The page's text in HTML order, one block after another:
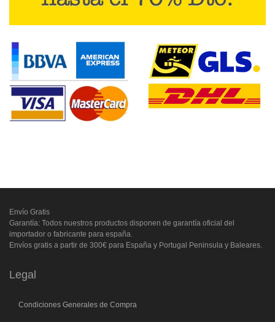
Envío Gratis
Garantía: Todos nuestros productos disponen de garantía oficial del
importador o fabricante para españa.
Envíos gratis a partir de 300€ para España y Portugal Peninsula y Baleares.
Legal
Condiciones Generales de Compra